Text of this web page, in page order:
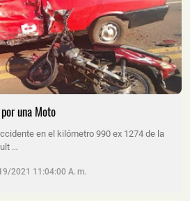
una Moto
en el kilómetro 990 ex 1274 de la
…
2021 11:04:00 A. M.